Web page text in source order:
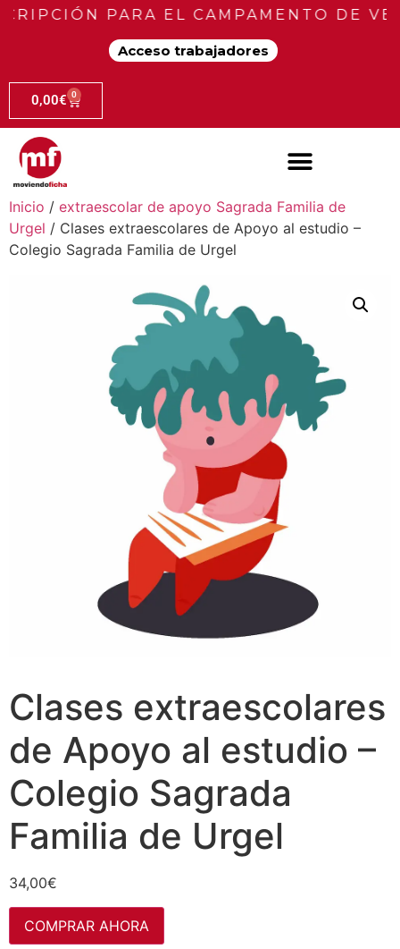
PARA EL CAMPAMENTO DE
Acceso trabajadores
0,00€ 0
Inicio / extraescolar de apoyo Sagrada Familia de
Urgel / Clases extraescolares de Apoyo al estudio –
Colegio Sagrada Familia de Urgel
Clases extraescolares
de Apoyo al estudio –
Colegio Sagrada
Familia de Urgel
34,00€
COMPRAR AHORA